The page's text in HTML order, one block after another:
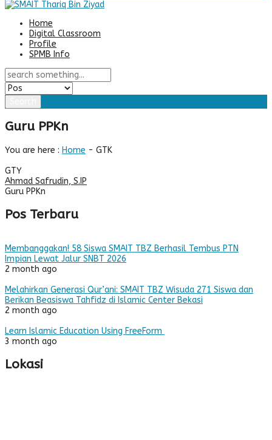
Home
Digital Classroom
Profile
SPMB Info
Guru PPKn
You are here : Home - GTK
GTY
Ahmad Safrudin, S.IP
Guru PPKn
Pos Terbaru
Membanggakan! 58 Siswa SMAIT TBZ Berhasil Tembus PTN
Impian Lewat Jalur SNBT 2026
2 month ago
Melahirkan Generasi Qur’ani: SMAIT TBZ Wisuda 271 Siswa dan
Berikan Beasiswa Tahfidz di Islamic Center Bekasi
2 month ago
Learn Islamic Education Using FreeForm
3 month ago
Lokasi